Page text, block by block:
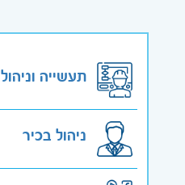
תעשייה וניהול
ניהול בכיר